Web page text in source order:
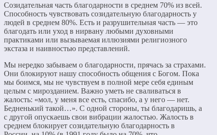
Созидательная часть благодарности в среднем 70% из всей.
Способность чувствовать созидательную благодарность у
людей в среднем 80%. Есть и разрушительная часть — это
благодать или уход в нирвану любыми духовными
практиками или вызываемая иллюзиями религиозного
экстаза и наивностью представлений.
Мы нередко забываем о благодарности, прячась за страхами.
Они блокируют нашу способность общения с Богом. Пока
мы боимся, мы не чувствуем в полной мере себя единым
целым с мирозданием. Важно уметь не сваливаться в
жалость: «мол, у меня все есть, спасибо, а у него — нет.
Бедненький такой…». С одной стороны, ты благодаришь, а
с другой опускаешь свои вибрации жалостью. Жалость в
среднем блокирует созидательную благодарность в